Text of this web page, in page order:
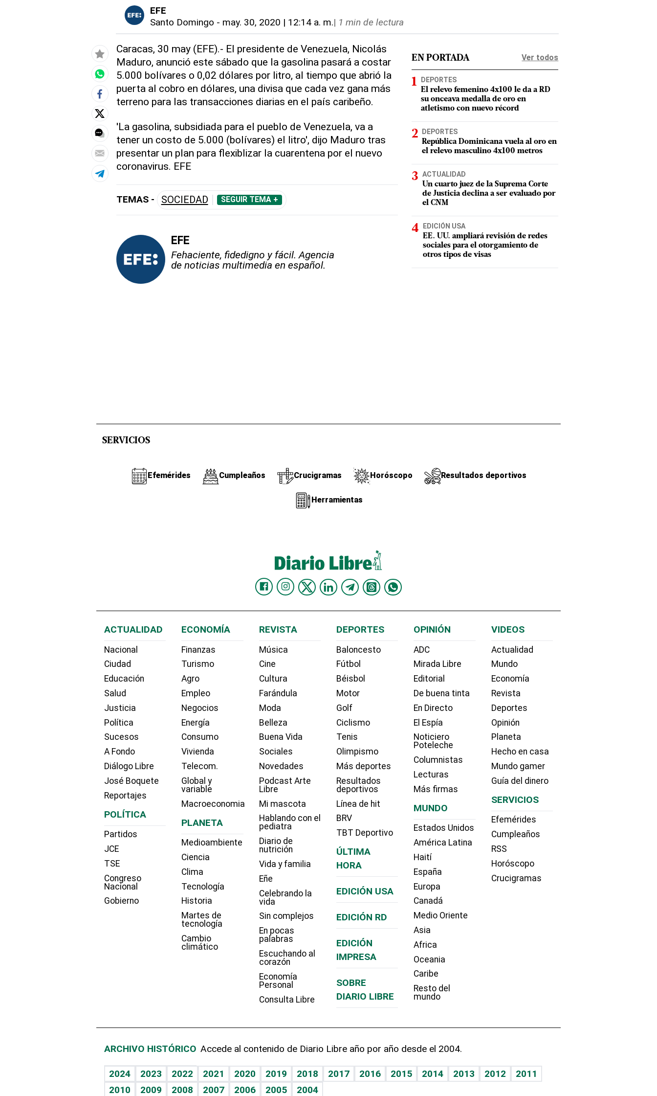
EFE
Santo Domingo - may. 30, 2020 | 12:14 a. m.| 1 min de lectura
Caracas, 30 may (EFE).- El presidente de Venezuela, Nicolás
Maduro, anunció este sábado que la gasolina pasará a costar
5.000 bolívares o 0,02 dólares por litro, al tiempo que abrió la
puerta al cobro en dólares, una divisa que cada vez gana más
terreno para las transacciones diarias en el país caribeño.
'La gasolina, subsidiada para el pueblo de Venezuela, va a
tener un costo de 5.000 (bolívares) el litro', dijo Maduro tras
presentar un plan para flexiblizar la cuarentena por el nuevo
coronavirus. EFE
TEMAS - SOCIEDAD SEGUIR TEMA +
EFE
Fehaciente, fidedigno y fácil. Agencia
de noticias multimedia en español.
EN PORTADA Ver todos
DEPORTES
El relevo femenino 4x100 le da a RD
su onceava medalla de oro en
atletismo con nuevo récord
DEPORTES
República Dominicana vuela al oro en
el relevo masculino 4x100 metros
ACTUALIDAD
Un cuarto juez de la Suprema Corte
de Justicia declina a ser evaluado por
el CNM
EDICIÓN USA
EE. UU. ampliará revisión de redes
sociales para el otorgamiento de
otros tipos de visas
SERVICIOS
Efemérides Cumpleaños Crucigramas Horóscopo Resultados deportivos
Herramientas
ACTUALIDAD
Nacional
Ciudad
Educación
Salud
Justicia
Política
Sucesos
A Fondo
Diálogo Libre
José Boquete
Reportajes
POLÍTICA
Partidos
JCE
TSE
Congreso
Nacional
Gobierno
ECONOMÍA
Finanzas
Turismo
Agro
Empleo
Negocios
Energía
Consumo
Vivienda
Telecom.
Global y
variable
Macroeconomia
PLANETA
Medioambiente
Ciencia
Clima
Tecnología
Historia
Martes de
tecnología
Cambio
climático
REVISTA
Música
Cine
Cultura
Farándula
Moda
Belleza
Buena Vida
Sociales
Novedades
Podcast Arte
Libre
Mi mascota
Hablando con el
pediatra
Diario de
nutrición
Vida y familia
Eñe
Celebrando la
vida
Sin complejos
En pocas
palabras
Escuchando al
corazón
Economía
Personal
Consulta Libre
DEPORTES
Baloncesto
Fútbol
Béisbol
Motor
Golf
Ciclismo
Tenis
Olimpismo
Más deportes
Resultados
deportivos
Línea de hit
BRV
TBT Deportivo
ÚLTIMA
HORA
EDICIÓN USA
EDICIÓN RD
EDICIÓN
IMPRESA
SOBRE
DIARIO LIBRE
OPINIÓN
ADC
Mirada Libre
Editorial
De buena tinta
En Directo
El Espía
Noticiero
Poteleche
Columnistas
Lecturas
Más firmas
MUNDO
Estados Unidos
América Latina
Haití
España
Europa
Canadá
Medio Oriente
Asia
Africa
Oceania
Caribe
Resto del
mundo
VIDEOS
Actualidad
Mundo
Economía
Revista
Deportes
Opinión
Planeta
Hecho en casa
Mundo gamer
Guía del dinero
SERVICIOS
Efemérides
Cumpleaños
RSS
Horóscopo
Crucigramas
ARCHIVO HISTÓRICO Accede al contenido de Diario Libre año por año desde el 2004.
2024 2023 2022 2021 2020 2019 2018 2017 2016 2015 2014 2013 2012
2011
2010
2009 2008 2007 2006 2005 2004